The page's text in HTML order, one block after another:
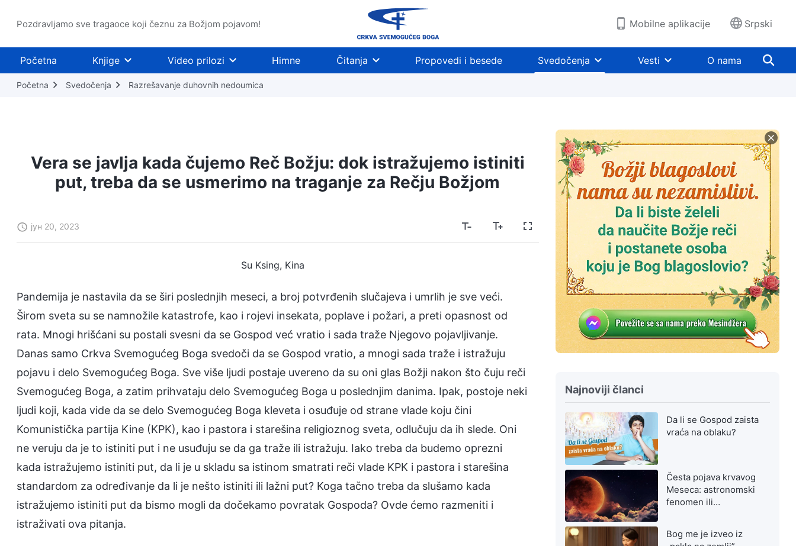
Pozdravljamo sve tragaoce koji čeznu za Božjom pojavom! Mobilne aplikacije Srpski
Početna Knjige Video prilozi Himne Čitanja Propovedi i besede Svedočenja Vesti O nama
Početna Svedočenja Razrešavanje duhovnih nedoumica
Vera se javlja kada čujemo Reč Božju: dok istražujemo istiniti
put, treba da se usmerimo na traganje za Rečju Božjom
јун 20, 2023
Su Ksing, Kina
Pandemija je nastavila da se širi poslednjih meseci, a broj potvrđenih slučajeva i umrlih je sve veći.
Širom sveta su se namnožile katastrofe, kao i rojevi insekata, poplave i požari, a preti opasnost od
rata. Mnogi hrišćani su postali svesni da se Gospod već vratio i sada traže Njegovo pojavljivanje.
Danas samo Crkva Svemogućeg Boga svedoči da se Gospod vratio, a mnogi sada traže i istražuju
pojavu i delo Svemogućeg Boga. Sve više ljudi postaje uvereno da su oni glas Božji nakon što čuju reči
Svemogućeg Boga, a zatim prihvataju delo Svemogućeg Boga u poslednjim danima. Ipak, postoje neki
ljudi koji, kada vide da se delo Svemogućeg Boga kleveta i osuđuje od strane vlade koju čini
Komunistička partija Kine (KPK), kao i pastora i starešina religioznog sveta, odlučuju da ih slede. Oni
ne veruju da je to istiniti put i ne usuđuju se da ga traže ili istražuju. Iako treba da budemo oprezni
kada istražujemo istiniti put, da li je u skladu sa istinom smatrati reči vlade KPK i pastora i starešina
standardom za određivanje da li je nešto istiniti ili lažni put? Koga tačno treba da slušamo kada
istražujemo istiniti put da bismo mogli da dočekamo povratak Gospoda? Ovde ćemo razmeniti i
istraživati ova pitanja.
Najnoviji članci
Da li se Gospod zaista
vraća na oblaku?
Česta pojava krvavog
Meseca: astronomski
fenomen ili
Bog me je izveo iz